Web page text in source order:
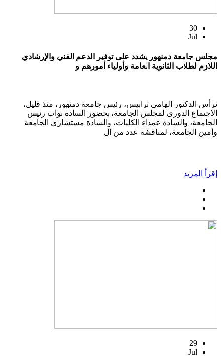
30
Jul
مجلس جامعة دمنهور يشدد على توفير الدعم الفني والإرشادي
اللازم لطلاب الثانوية العامة وأولياء أمورهم و
ترأس الدكتور إلهامي ترابيس، رئيس جامعة دمنهور، منذ قليل،
الاجتماع الدورى لمجلس الجامعة، بحضور السادة نواب رئيس
الجامعة، والسادة عمداء الكليات، والسادة مستشاري الجامعة
وأمين الجامعة، لمناقشة عدد من ال
إقرأ المزيد
29
Jul